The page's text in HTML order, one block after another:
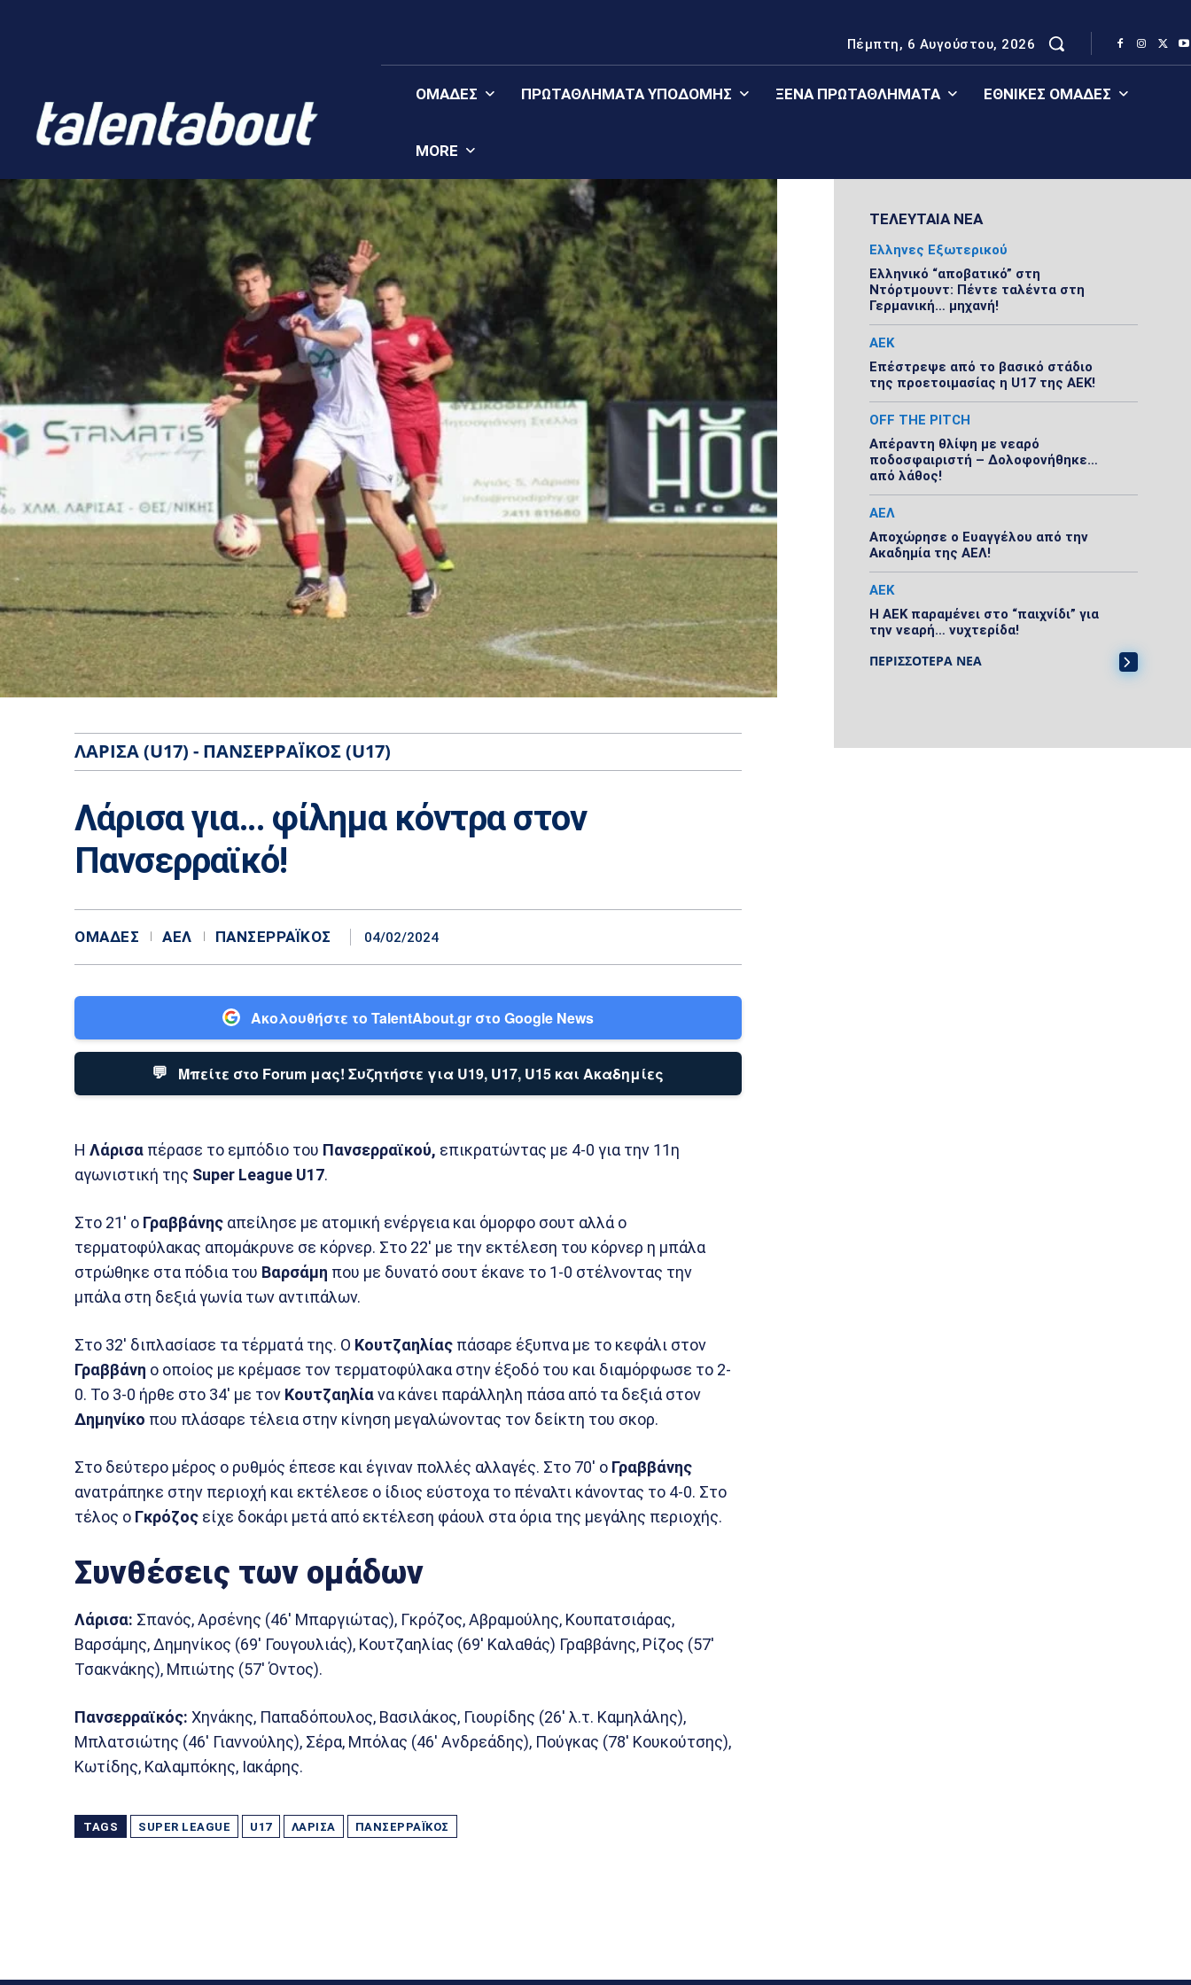
Πέμπτη, 6 Αυγούστου, 2026
ΟΜΆΔΕΣ ΠΡΩΤΑΘΛΉΜΑΤΑ YΠΟΔΟΜΉΣ ΞΈΝΑ ΠΡΩΤΑΘΛΉΜΑΤΑ ΕΘΝΙΚΈΣ ΟΜΆΔΕΣ
MORE
ΛΆΡΙΣΑ (U17) - ΠΑΝΣΕΡΡΑΪΚΌΣ (U17)
Λάρισα για… φίλημα κόντρα στον
Πανσερραϊκό!
ΟΜΆΔΕΣ ΑΕΛ ΠΑΝΣΕΡΡΑΪΚΌΣ 04/02/2024
Ακολουθήστε το TalentAbout.gr στο Google News
💬 Μπείτε στο Forum μας! Συζητήστε για U19, U17, U15 και Ακαδημίες
Η Λάρισα πέρασε το εμπόδιο του Πανσερραϊκού, επικρατώντας με 4-0 για την 11η
αγωνιστική της Super League U17.
Στο 21′ ο Γραββάνης απείλησε με ατομική ενέργεια και όμορφο σουτ αλλά ο
τερματοφύλακας απομάκρυνε σε κόρνερ. Στο 22′ με την εκτέλεση του κόρνερ η μπάλα
στρώθηκε στα πόδια του Βαρσάμη που με δυνατό σουτ έκανε το 1-0 στέλνοντας την
μπάλα στη δεξιά γωνία των αντιπάλων.
Στο 32′ διπλασίασε τα τέρματά της. Ο Κουτζαηλίας πάσαρε έξυπνα με το κεφάλι στον
Γραββάνη ο οποίος με κρέμασε τον τερματοφύλακα στην έξοδό του και διαμόρφωσε το 2-
0. Το 3-0 ήρθε στο 34′ με τον Κουτζαηλίανα κάνει παράλληλη πάσα από τα δεξιά στον
Δημηνίκο που πλάσαρε τέλεια στην κίνηση μεγαλώνοντας τον δείκτη του σκορ.
Στο δεύτερο μέρος ο ρυθμός έπεσε και έγιναν πολλές αλλαγές. Στο 70′ ο Γραββάνης
ανατράπηκε στην περιοχή και εκτέλεσε ο ίδιος εύστοχα το πέναλτι κάνοντας το 4-0. Στο
τέλος ο Γκρόζος είχε δοκάρι μετά από εκτέλεση φάουλ στα όρια της μεγάλης περιοχής.
Συνθέσεις των ομάδων
Λάρισα: Σπανός, Αρσένης (46′ Μπαργιώτας), Γκρόζος, Αβραμούλης, Κουπατσιάρας,
Βαρσάμης, Δημηνίκος (69′ Γουγουλιάς), Κουτζαηλίας (69′ Καλαθάς) Γραββάνης, Ρίζος (57′
Τσακνάκης), Μπιώτης (57′ Όντος).
Πανσερραϊκός: Χηνάκης, Παπαδόπουλος, Βασιλάκος, Γιουρίδης (26′ λ.τ. Καμηλάλης),
Μπλατσιώτης (46′ Γιαννούλης), Σέρα, Μπόλας (46′ Ανδρεάδης), Πούγκας (78′ Κουκούτσης),
Κωτίδης, Καλαμπόκης, Ιακάρης.
TAGS SUPER LEAGUE U17 ΛΆΡΙΣΑ ΠΑΝΣΕΡΡΑΪΚΌΣ
ΤΕΛΕΥΤΑΙΑ ΝΕΑ
Ελληνες Εξωτερικού
Ελληνικό “αποβατικό” στη
Ντόρτμουντ: Πέντε ταλέντα στη
Γερμανική… μηχανή!
ΑΕΚ
Επέστρεψε από το βασικό στάδιο
της προετοιμασίας η U17 της ΑΕΚ!
OFF THE PITCH
Απέραντη θλίψη με νεαρό
ποδοσφαιριστή – Δολοφονήθηκε…
από λάθος!
ΑΕΛ
Αποχώρησε ο Ευαγγέλου από την
Ακαδημία της ΑΕΛ!
ΑΕΚ
Η ΑΕΚ παραμένει στο “παιχνίδι” για
την νεαρή… νυχτερίδα!
ΠΕΡΙΣΣΟΤΕΡΑ ΝΕΑ